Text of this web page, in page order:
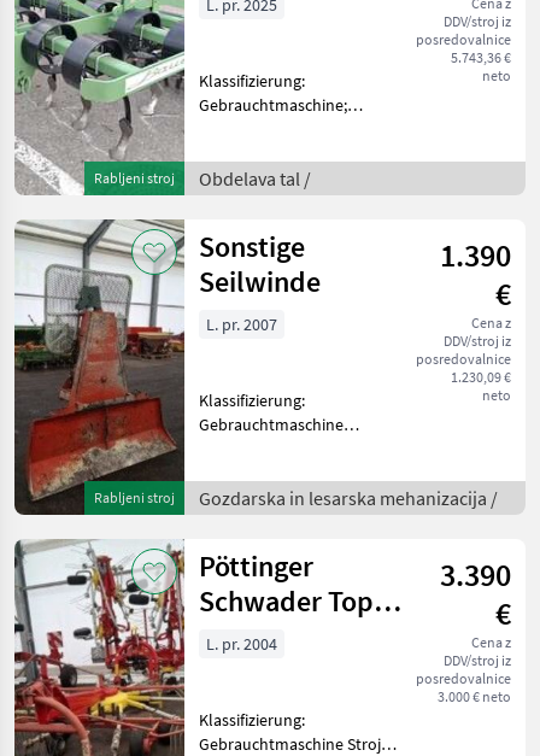
Rabljeni stroj
DDV/stroj iz
posredovalnice
5.743,36 €
neto
L. pr. 2025
Klassifizierung:
Gebrauchtmaschine;
neuwertig -Sternwalze -13
Federzinken -
Obdelava tal Rahljalni
Obdelava tal /
Rabljeni stroj
Sonstige
Seilwinde
1.390
€
Cena z
DDV/stroj iz
posredovalnice
1.230,09 €
neto
L. pr. 2007
Klassifizierung:
Gebrauchtmaschine
Gozdarska in lesarska mehanizacija /
Pöttinger
Schwader Top
380
3.390
€
Cena z
DDV/stroj iz
posredovalnice
3.000 € neto
L. pr. 2004
Klassifizierung:
Gebrauchtmaschine Stroji